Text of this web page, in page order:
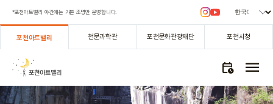
포천아트밸리 천문과학관 포천문화관광재단 포천시청
*포천아트밸리 야간에는 기본 조명만 운영합니다.
menu
calendar_clock